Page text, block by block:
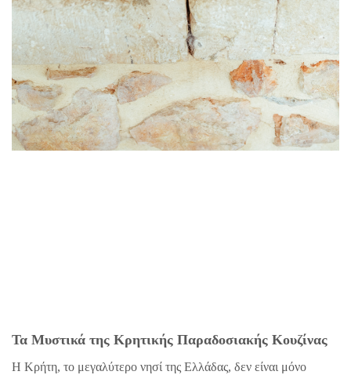
Τα Μυστικά της Κρητικής Παραδοσιακής Κουζίνας
Η Κρήτη, το μεγαλύτερο νησί της Ελλάδας, δεν είναι μόνο